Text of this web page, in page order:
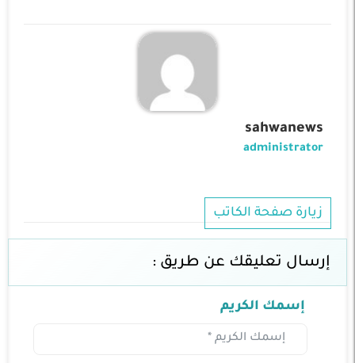
sahwanews
administrator
زيارة صفحة الكاتب
إرسال تعليقك عن طريق :
إسمك الكريم